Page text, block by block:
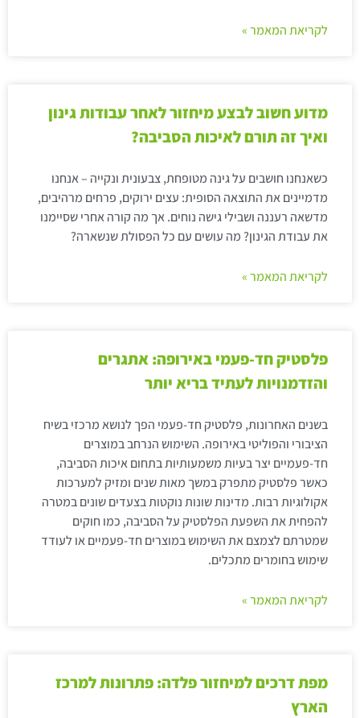
לקריאת המאמר »
מדוע חשוב לבצע מיחזור לאחר עבודות גינון
ואיך זה תורם לאיכות הסביבה?
כשאנחנו חושבים על גינה מטופחת, צבעונית ונקייה – אנחנו
מדמיינים את התוצאה הסופית: עצים ירוקים, פרחים מרהיבים,
מדשאה רעננה ושבילי גישה נוחים. אך מה קורה אחרי שסיימנו
את עבודת הגינון? מה עושים עם כל הפסולת שנשארה?
לקריאת המאמר »
פלסטיק חד-פעמי באירופה: אתגרים
והזדמנויות לעתיד בריא יותר
בשנים האחרונות, פלסטיק חד-פעמי הפך לנושא מרכזי בשיח
הציבורי והפוליטי באירופה. השימוש הנרחב במוצרים
חד-פעמיים יצר בעיות משמעותיות בתחום איכות הסביבה,
כאשר פלסטיק מתפרק במשך מאות שנים ומזיק למערכות
אקולוגיות רבות. מדינות שונות נוקטות בצעדים שונים במטרה
להפחית את השפעת הפלסטיק על הסביבה, כמו חוקים
שמטרתם לצמצם את השימוש במוצרים חד-פעמיים או לעודד
שימוש בחומרים מתכלים.
לקריאת המאמר »
מפת דרכים למיחזור פלדה: פתרונות למרכז
הארץ